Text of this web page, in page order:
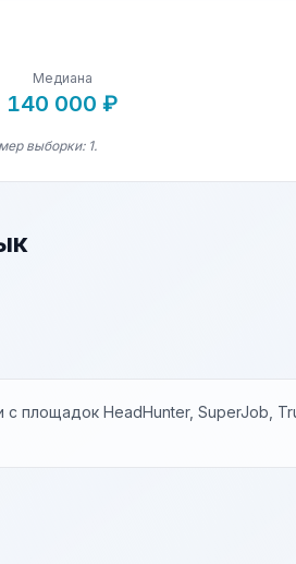
Медиана
140 000 ₽
выборки: 1.
с площадок HeadHunter, SuperJob,